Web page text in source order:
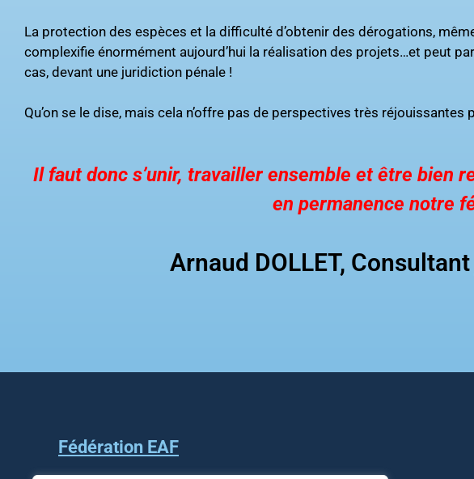
La protection des espèces et la difficulté d’obtenir des dérogations,
complexifie énormément aujourd’hui la réalisation des projets…et peut
cas, devant une juridiction pénale !
Qu’on se le dise, mais cela n’offre pas de perspectives très
Il faut donc s’unir, travailler ensemble et être bien
en permanence notre
Arnaud DOLLET,
Fédération EAF